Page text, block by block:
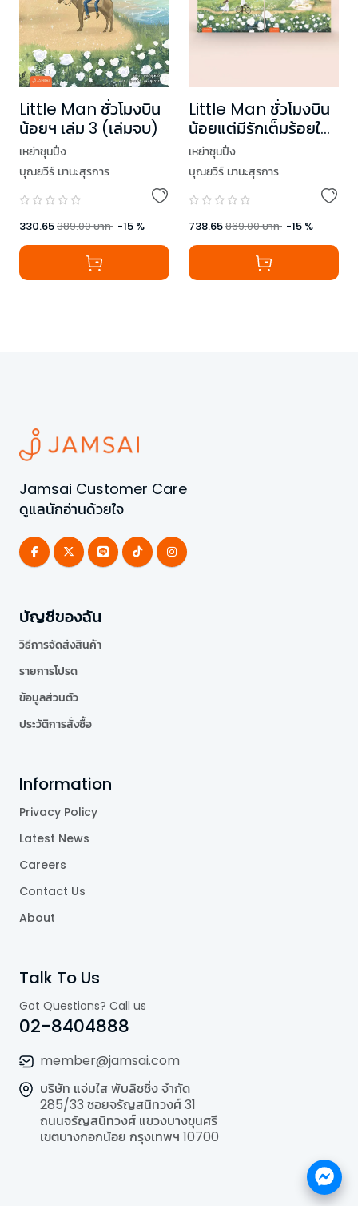
Little Man ชั่วโมงบิน
น้อยฯ เล่ม 3 (เล่มจบ)
เหย่าชุนปิ่ง
บุณยวีร์ มานะสุรการ
330.65389.00บาท -15 %
Little Man ชั่วโมงบิน
น้อยแต่มีรักเต็มร้อยให้
คุณ เล่ม 1-2
เหย่าชุนปิ่ง
บุณยวีร์ มานะสุรการ
738.65869.00บาท -15 %
Jamsai Customer Care
ดูแลนักอ่านด้วยใจ
บัญชีของฉัน
วิธีการจัดส่งสินค้า
รายการโปรด
ข้อมูลส่วนตัว
ประวัติการสั่งซื้อ
Information
Privacy Policy
Latest News
Careers
Contact Us
About
Talk To Us
Got Questions? Call us
02-8404888
member@jamsai.com
บริษัท แจ่มใส พับลิชชิ่ง จำกัด
285/33 ซอยจรัญสนิทวงศ์ 31
ถนนจรัญสนิทวงศ์ แขวงบางขุนศรี
เขตบางกอกน้อย กรุงเทพฯ 10700